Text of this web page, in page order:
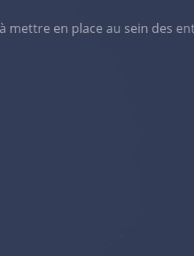
mettre en place au sein des